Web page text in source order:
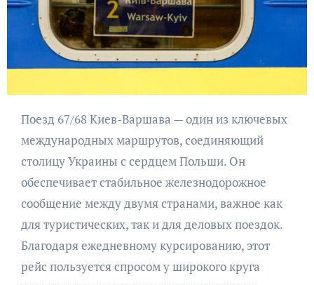
Поезд 67/68 Киев-Варшава — один из ключевых
международных маршрутов, соединяющий
столицу Украины с сердцем Польши. Он
обеспечивает стабильное железнодорожное
сообщение между двумя странами, важное как
для туристических, так и для деловых поездок.
Благодаря ежедневному курсированию, этот
рейс пользуется спросом у широкого круга